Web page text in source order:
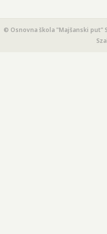
© Osnovna škola "Majšanski put"